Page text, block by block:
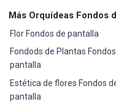
Más Orquídeas Fondos
Flor Fondos de pantalla
Fondods de Plantas
pantalla
Estética de flores Fondos
pantalla